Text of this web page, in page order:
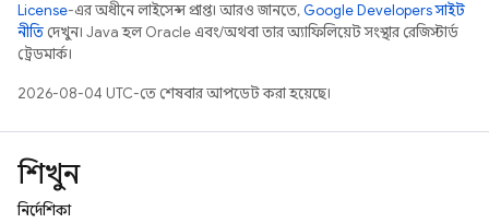
License-এর অধীনে লাইসেন্স প্রাপ্ত। আরও জানতে,Google Developers সাইট
নীতি দেখুন। Java হল Oracle এবং/অথবা তার অ্যাফিলিয়েট সংস্থার রেজিস্টার্ড
ট্রেডমার্ক।
2026-08-04 UTC-তে শেষবার আপডেট করা হয়েছে।
শিখুন
নির্দেশিকা